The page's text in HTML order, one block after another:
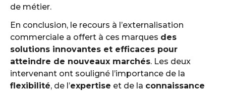
de métier.
En conclusion, le recours à l’externalisation
commerciale a offert à ces marques des
solutions innovantes et efficaces pour
atteindre de nouveaux marchés. Les deux
intervenant ont souligné l’importance de la
flexibilité, de l’expertise et de la connaissance